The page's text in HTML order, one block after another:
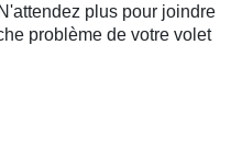
plus pour joindre
problème de votre volet